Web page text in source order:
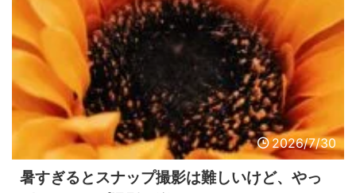
2026/7/30
暑すぎるとスナップ撮影は難しいけど、やっ